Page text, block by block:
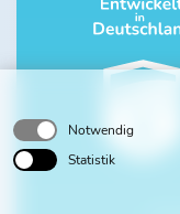
Notwendig
Statistik